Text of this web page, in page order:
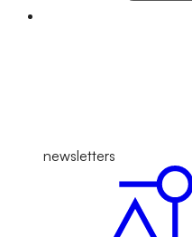
newsletters